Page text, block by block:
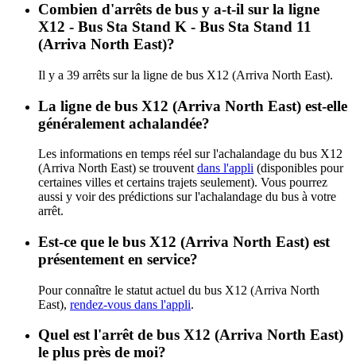
Combien d'arrêts de bus y a-t-il sur la ligne
X12 - Bus Sta Stand K - Bus Sta Stand 11
(Arriva North East)?
Il y a 39 arrêts sur la ligne de bus X12 (Arriva North East).
La ligne de bus X12 (Arriva North East) est-elle
généralement achalandée?
Les informations en temps réel sur l'achalandage du bus X12
(Arriva North East) se trouvent dans l'appli (disponibles pour
certaines villes et certains trajets seulement). Vous pourrez
aussi y voir des prédictions sur l'achalandage du bus à votre
arrêt.
Est-ce que le bus X12 (Arriva North East) est
présentement en service?
Pour connaître le statut actuel du bus X12 (Arriva North
East), rendez-vous dans l'appli.
Quel est l'arrêt de bus X12 (Arriva North East)
le plus près de moi?